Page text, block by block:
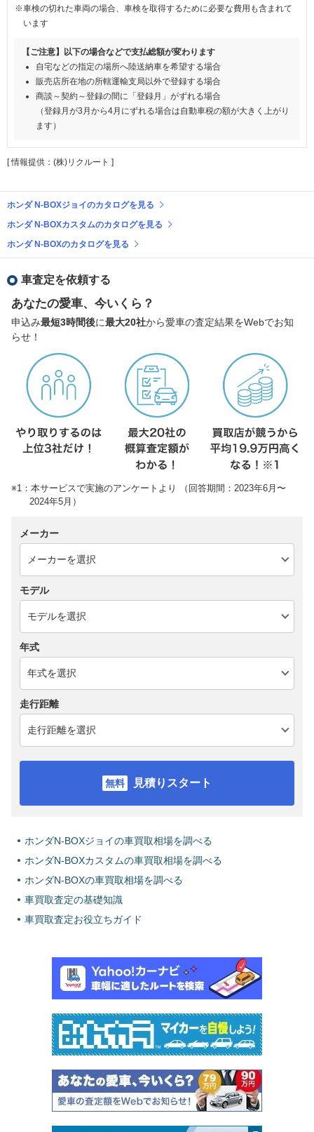
※車検の切れた車両の場合、車検を取得するために必要な費用も含まれて
います
【ご注意】以下の場合などで支払総額が変わります
自宅などの指定の場所へ陸送納車を希望する場合
販売店所在地の所轄運輸支局以外で登録する場合
商談～契約～登録の間に「登録月」がずれる場合
（登録月が3月から4月にずれる場合は自動車税の額が大きく上がり
ます）
[ 情報提供：(株)リクルート ]
ホンダ N-BOXジョイのカタログを見る
ホンダ N-BOXカスタムのカタログを見る
ホンダ N-BOXのカタログを見る
車査定を依頼する
あなたの愛車、今いくら？
申込み最短3時間後に最大20社から愛車の査定結果をWebでお知
らせ！
※1：本サービスで実施のアンケートより （回答期間：2023年6月〜
2024年5月）
メーカー
モデル
年式
走行距離
見積りスタート
ホンダN-BOXジョイの車買取相場を調べる
ホンダN-BOXカスタムの車買取相場を調べる
ホンダN-BOXの車買取相場を調べる
車買取査定の基礎知識
車買取査定お役立ちガイド